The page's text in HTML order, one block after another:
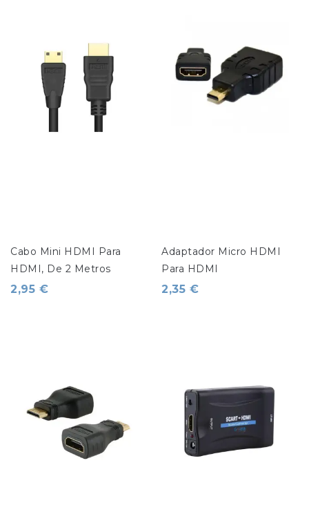
Cabo Mini HDMI Para
HDMI, De 2 Metros
2,95 €
Adaptador Micro HDMI
Para HDMI
2,35 €